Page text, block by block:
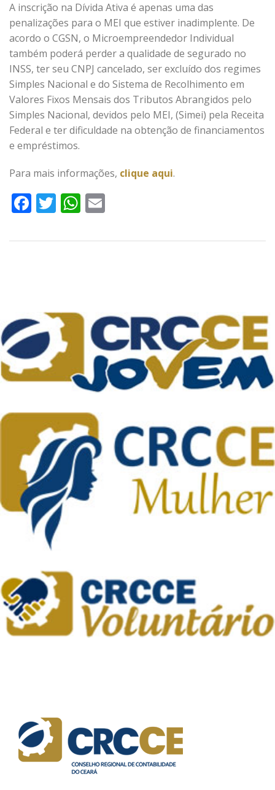
A inscrição na Dívida Ativa é apenas uma das
penalizações para o MEI que estiver inadimplente. De
acordo o CGSN, o Microempreendedor Individual
também poderá perder a qualidade de segurado no
INSS, ter seu CNPJ cancelado, ser excluído dos regimes
Simples Nacional e do Sistema de Recolhimento em
Valores Fixos Mensais dos Tributos Abrangidos pelo
Simples Nacional, devidos pelo MEI, (Simei) pela Receita
Federal e ter dificuldade na obtenção de financiamentos
e empréstimos.
Para mais informações, clique aqui.
Facebook
TwitterWhatsApp